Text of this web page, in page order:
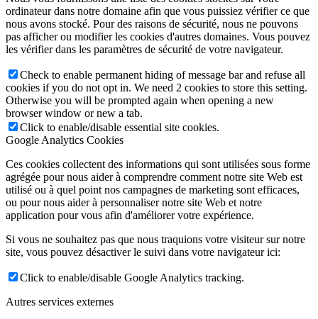
ordinateur dans notre domaine afin que vous puissiez vérifier ce que
nous avons stocké. Pour des raisons de sécurité, nous ne pouvons
pas afficher ou modifier les cookies d'autres domaines. Vous pouvez
les vérifier dans les paramètres de sécurité de votre navigateur.
Check to enable permanent hiding of message bar and refuse all
cookies if you do not opt in. We need 2 cookies to store this setting.
Otherwise you will be prompted again when opening a new
browser window or new a tab.
Click to enable/disable essential site cookies.
Google Analytics Cookies
Ces cookies collectent des informations qui sont utilisées sous forme
agrégée pour nous aider à comprendre comment notre site Web est
utilisé ou à quel point nos campagnes de marketing sont efficaces,
ou pour nous aider à personnaliser notre site Web et notre
application pour vous afin d'améliorer votre expérience.
Si vous ne souhaitez pas que nous traquions votre visiteur sur notre
site, vous pouvez désactiver le suivi dans votre navigateur ici:
Click to enable/disable Google Analytics tracking.
Autres services externes